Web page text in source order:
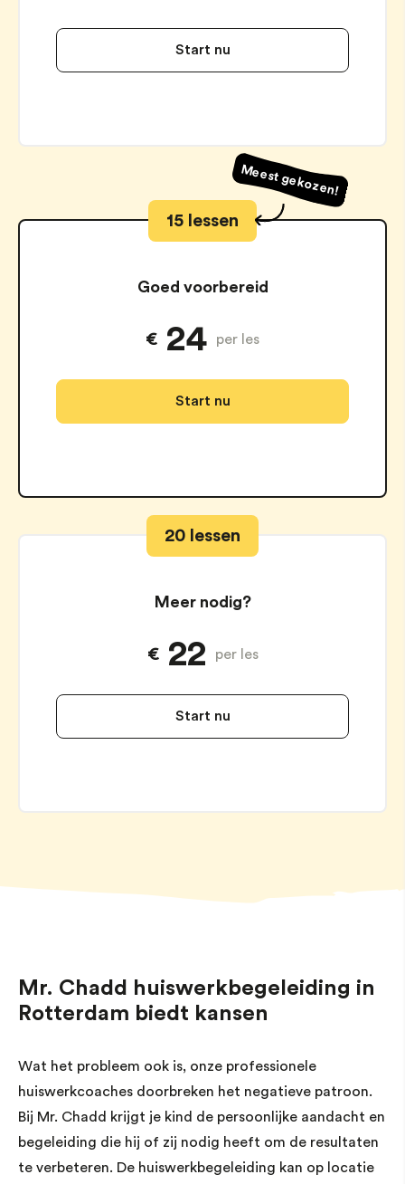
Start nu
15 lessen
Goed voorbereid
€ 24 per les
Start nu
Meest gekozen!
20 lessen
Meer nodig?
€ 22 per les
Start nu
Mr. Chadd huiswerkbegeleiding in
Rotterdam biedt kansen
Wat het probleem ook is, onze professionele
huiswerkcoaches doorbreken het negatieve patroon.
Bij Mr. Chadd krijgt je kind de persoonlijke aandacht en
begeleiding die hij of zij nodig heeft om de resultaten
te verbeteren. De huiswerkbegeleiding kan op locatie